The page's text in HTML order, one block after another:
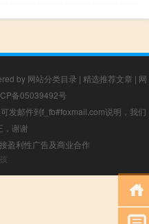
by 网站分类目录 | 精选推荐文章 | 网
备05039492号
发邮件到f_fb#foxmail.com说明，我们
，谢谢
盈利性广告及商业合作